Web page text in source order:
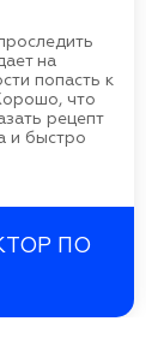
на
попасть к
что
рецепт
и быстро
ПО